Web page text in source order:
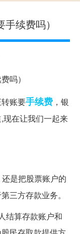
续费吗）
账要手续费 ，银
现在让我们一起来
还是把股票账户的
三方存款业务。
结算存款账户和